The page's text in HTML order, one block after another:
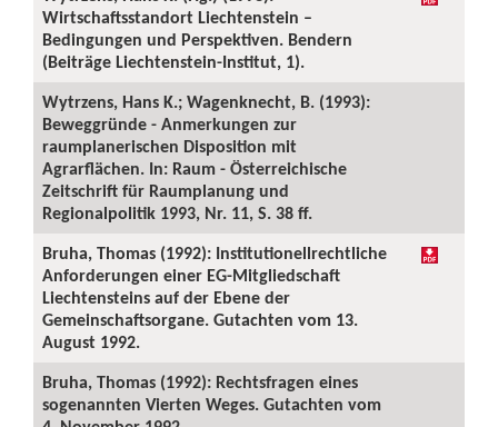
Wirtschaftsstandort Liechtenstein –
Bedingungen und Perspektiven. Bendern
(Beiträge Liechtenstein-Institut, 1).
Wytrzens, Hans K.; Wagenknecht, B. (1993):
Beweggründe - Anmerkungen zur
raumplanerischen Disposition mit
Agrarflächen. In: Raum - Österreichische
Zeitschrift für Raumplanung und
Regionalpolitik 1993, Nr. 11, S. 38 ff.
Bruha, Thomas (1992): Institutionellrechtliche
Anforderungen einer EG-Mitgliedschaft
Liechtensteins auf der Ebene der
Gemeinschaftsorgane. Gutachten vom 13.
August 1992.
Bruha, Thomas (1992): Rechtsfragen eines
sogenannten Vierten Weges. Gutachten vom